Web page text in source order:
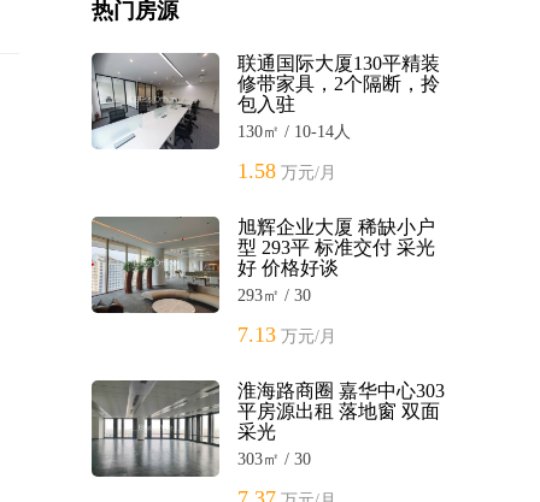
热门房源
联通国际大厦130平精装
修带家具，2个隔断，拎
包入驻
130㎡ / 10-14人
1.58 万元/月
旭辉企业大厦 稀缺小户
型 293平 标准交付 采光
好 价格好谈
293㎡ / 30
7.13 万元/月
淮海路商圈 嘉华中心303
平房源出租 落地窗 双面
采光
303㎡ / 30